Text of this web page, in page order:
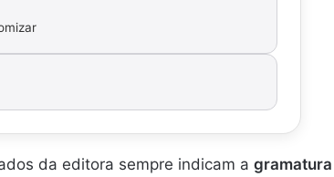
da editora sempre indicam a gramatura